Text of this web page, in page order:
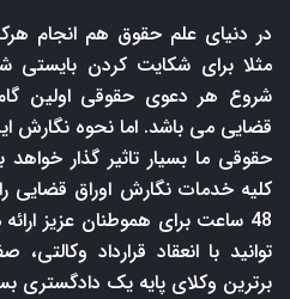
در دنیای علم حقوق هم انجام
مثلا برای شکایت کردن بایستی
شروع هر دعوی حقوقی اولین
قضایی می باشد. اما نحوه نگارش
حقوقی ما بسیار تاثیر گذار
کلیه خدمات نگارش اوراق قضایی
48 ساعت برای هموطنان عزیز
توانید با انعقاد قرارداد
برترین وکلای پایه یک دادگستری